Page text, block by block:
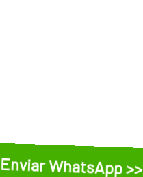
Enviar WhatsApp >>